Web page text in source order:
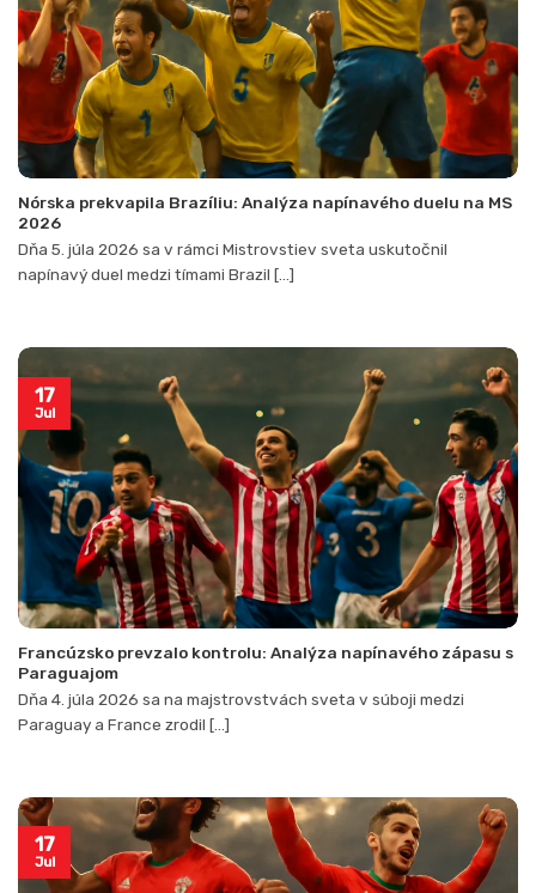
Nórska prekvapila Brazíliu: Analýza napínavého duelu na MS
2026
Dňa 5. júla 2026 sa v rámci Mistrovstiev sveta uskutočnil
napínavý duel medzi tímami Brazil [...]
Francúzsko prevzalo kontrolu: Analýza napínavého zápasu s
Paraguajom
Dňa 4. júla 2026 sa na majstrovstvách sveta v súboji medzi
Paraguay a France zrodil [...]
17
Jul
17
Jul